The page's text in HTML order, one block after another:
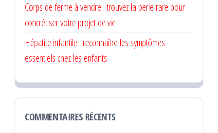
Corps de ferme à vendre : trouvez la perle rare pour
concrétiser votre projet de vie
Hépatite infantile : reconnaître les symptômes
essentiels chez les enfants
COMMENTAIRES RÉCENTS